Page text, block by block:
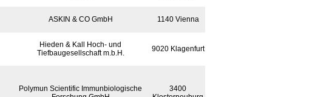
ASKIN & CO GmbH 1140 Vienna
Hieden & Kall Hoch- und
Tiefbaugesellschaft m.b.H.
9020 Klagenfurt
Polymun Scientific Immunbiologische
3400